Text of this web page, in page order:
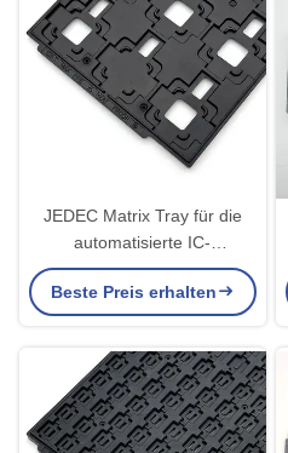
JEDEC Matrix Tray für die
automatisierte IC-
Behandlung
Beste Preis erhalten